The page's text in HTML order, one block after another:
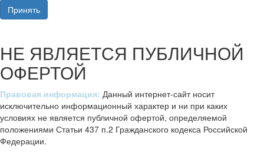
Принять
НЕ ЯВЛЯЕТСЯ ПУБЛИЧНОЙ
ОФЕРТОЙ
Правовая информация: Данный интернет-сайт носит
исключительно информационный характер и ни при каких
условиях не является публичной офертой, определяемой
положениями Статьи 437 п.2 Гражданского кодекса Российской
Федерации.